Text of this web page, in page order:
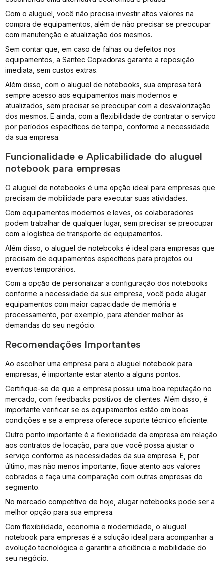
Com o aluguel, você não precisa investir altos valores na
compra de equipamentos, além de não precisar se preocupar
com manutenção e atualização dos mesmos.
Sem contar que, em caso de falhas ou defeitos nos
equipamentos, a Santec Copiadoras garante a reposição
imediata, sem custos extras.
Além disso, com o aluguel de notebooks, sua empresa terá
sempre acesso aos equipamentos mais modernos e
atualizados, sem precisar se preocupar com a desvalorização
dos mesmos. E ainda, com a flexibilidade de contratar o serviço
por períodos específicos de tempo, conforme a necessidade
da sua empresa.
Funcionalidade e Aplicabilidade do aluguel
notebook para empresas
O aluguel de notebooks é uma opção ideal para empresas que
precisam de mobilidade para executar suas atividades.
Com equipamentos modernos e leves, os colaboradores
podem trabalhar de qualquer lugar, sem precisar se preocupar
com a logística de transporte de equipamentos.
Além disso, o aluguel de notebooks é ideal para empresas que
precisam de equipamentos específicos para projetos ou
eventos temporários.
Com a opção de personalizar a configuração dos notebooks
conforme a necessidade da sua empresa, você pode alugar
equipamentos com maior capacidade de memória e
processamento, por exemplo, para atender melhor às
demandas do seu negócio.
Recomendações Importantes
Ao escolher uma empresa para o aluguel notebook para
empresas, é importante estar atento a alguns pontos.
Certifique-se de que a empresa possui uma boa reputação no
mercado, com feedbacks positivos de clientes. Além disso, é
importante verificar se os equipamentos estão em boas
condições e se a empresa oferece suporte técnico eficiente.
Outro ponto importante é a flexibilidade da empresa em relação
aos contratos de locação, para que você possa ajustar o
serviço conforme as necessidades da sua empresa. E, por
último, mas não menos importante, fique atento aos valores
cobrados e faça uma comparação com outras empresas do
segmento.
No mercado competitivo de hoje, alugar notebooks pode ser a
melhor opção para sua empresa.
Com flexibilidade, economia e modernidade, o aluguel
notebook para empresas é a solução ideal para acompanhar a
evolução tecnológica e garantir a eficiência e mobilidade do
seu negócio.